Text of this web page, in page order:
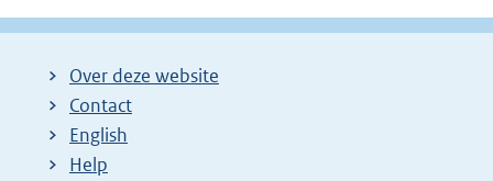
Over deze website
Contact
English
Help